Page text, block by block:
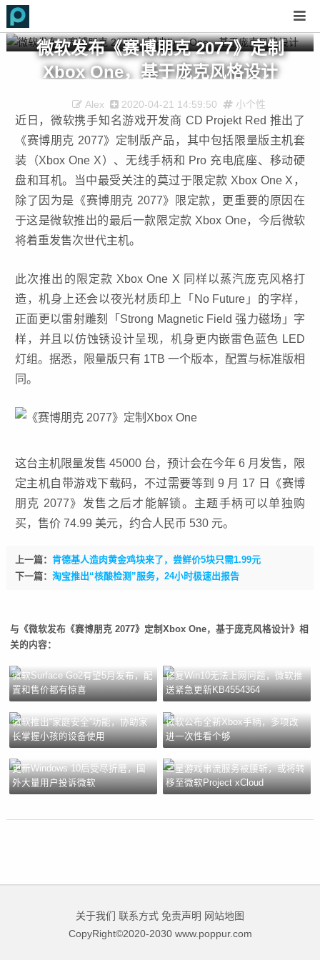
微软发布《赛博朋克 2077》定制
Xbox One，基于庞克风格设计
Alex 2020-04-21 14:59:50 小个性
近日，微软携手知名游戏开发商 CD Projekt Red 推出了
《赛博朋克 2077》定制版产品，其中包括限量版主机套
装（Xbox One X）、无线手柄和 Pro 充电底座、移动硬
盘和耳机。当中最受关注的莫过于限定款 Xbox One X，
除了因为是《赛博朋克 2077》限定款，更重要的原因在
于这是微软推出的最后一款限定款 Xbox One，今后微软
将着重发售次世代主机。
此次推出的限定款 Xbox One X 同样以蒸汽庞克风格打
造，机身上还会以夜光材质印上「No Future」的字样，
正面更以雷射雕刻「Strong Magnetic Field 强力磁场」字
样，并且以仿蚀锈设计呈现，机身更内嵌雷色蓝色 LED
灯组。据悉，限量版只有 1TB 一个版本，配置与标准版相
同。
这台主机限量发售 45000 台，预计会在今年 6 月发售，限
定主机自带游戏下载码，不过需要等到 9 月 17 日《赛博
朋克 2077》发售之后才能解锁。主题手柄可以单独购
买，售价 74.99 美元，约合人民币 530 元。
上一篇： 肯德基人造肉黄金鸡块来了，尝鲜价5块只需1.99元
下一篇： 淘宝推出“核酸检测”服务，24小时极速出报告
与《微软发布《赛博朋克 2077》定制Xbox One，基于庞克风格设计》相
关的内容：
微软Surface Go2有望5月发布，配
置和售价都有惊喜
修复Win10无法上网问题，微软推
送紧急更新KB4554364
微软推出“家庭安全”功能，协助家
长掌握小孩的设备使用
微软公布全新Xbox手柄，多项改
进一次性看个够
更新Windows 10后受尽折磨，国
外大量用户投诉微软
三星游戏串流服务被腰斩，或将转
移至微软Project xCloud
关于我们 联系方式 免责声明 网站地图
CopyRight©2020-2030 www.poppur.com